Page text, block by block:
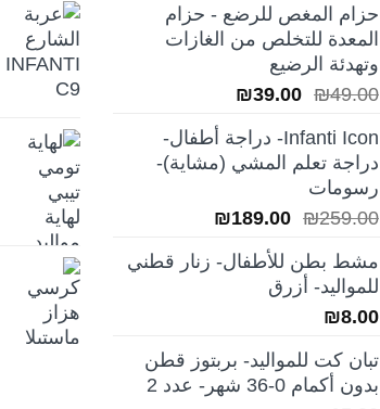
حزام المغص للرضع - حزام
المعدة للتخلص من الغازات
وتهدئة الرضيع
₪49.00
السعر
هو:
₪49.00.
₪39.00
السعر
هو:
₪39.00.
Infanti Icon- دراجة أطفال-
دراجة تعلم المشي (مشاية)-
رسومات
₪259.00
السعر
هو:
₪259.00.
₪189.00
السعر
هو:
مشط بطن للأطفال- زنار قطني
للمواليد- أزرق
₪8.00
تبان كت للمواليد- بربتوز قطن
بدون أكمام 0-36 شهر- عدد 2